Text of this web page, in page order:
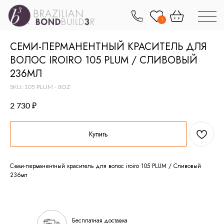
СЕМИ-ПЕРМАНЕНТНЫЙ КРАСИТЕЛЬ ДЛЯ
ВОЛОС IROIRO 105 PLUM / СЛИВОВЫЙ
236МЛ
SKU: 105 PLUM - 8OZ
2 730 ₽
Купить
Семи-перманентный краситель для волос iroiro 105 PLUM / Сливовый
236мл
Бесплатная доставка